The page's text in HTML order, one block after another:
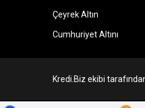
Çeyrek Altın
Cumhuriyet Altını
Kredi.Biz ekibi